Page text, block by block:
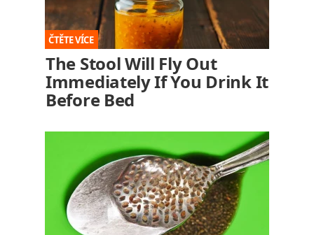
The Stool Will Fly Out
Immediately If You Drink It
Before Bed